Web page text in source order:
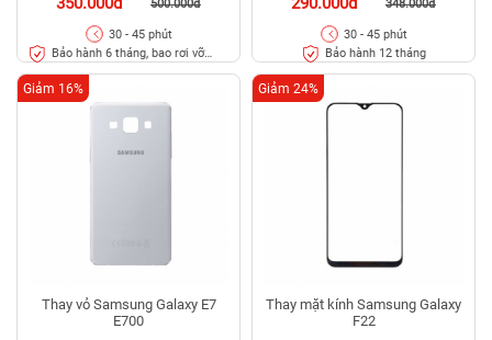
500.000đ
30 - 45 phút
Bảo hành 6 tháng, bao rơi vỡ
348.000đ
30 - 45 phút
Bảo hành 12 tháng
Thay vỏ Samsung Galaxy E7
E700
Giảm 16%
Thay mặt kính Samsung Galaxy
F22
Giảm 24%